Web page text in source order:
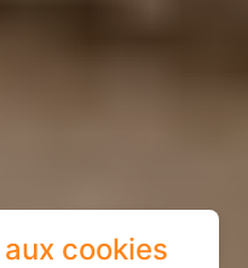
cookies